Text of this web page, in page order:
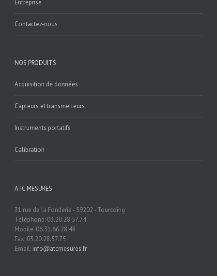
Entreprise
Contactez-nous
NOS PRODUITS
Acquisition de données
Capteurs et transmetteurs
Instruments portatifs
Calibration
ATC MESURES
31 rue de la Fonderie - 59202 - Tourcoing
Téléphone: 03.20.28.57.74
Mobile: 06.31.66.28.48
Fax: 03.20.28.57.75
Email: info@atcmesures.fr